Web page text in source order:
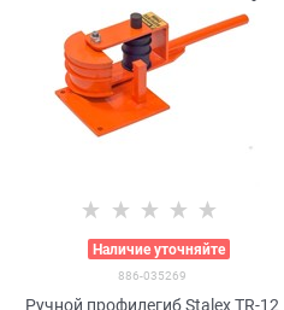
Наличие уточняйте
886-035269
Ручной профилегиб Stalex TR-12